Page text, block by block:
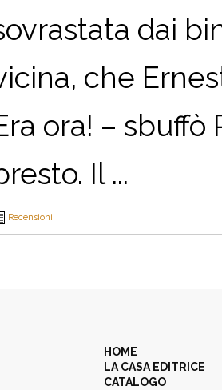
dai
che
ora! –
Il ...
Recensioni
HOME
LA CASA EDITRICE
CATALOGO